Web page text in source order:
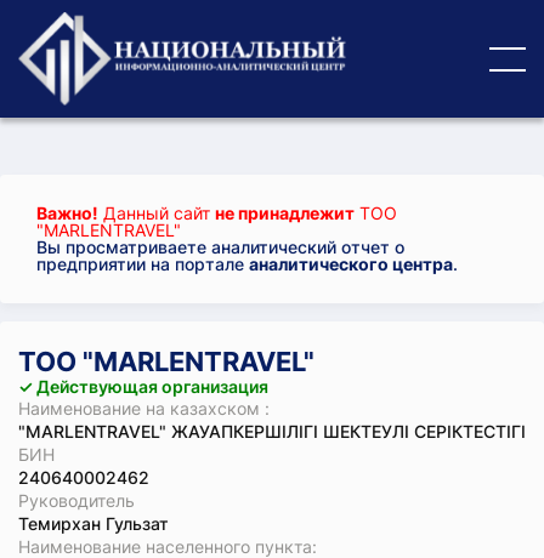
Важно! Данный сайт не принадлежит ТОО
"MARLENTRAVEL"
Вы просматриваете аналитический отчет о
предприятии на портале аналитического центра.
ТОО "MARLENTRAVEL"
✓ Действующая организация
Наименование на казахском :
"MARLENTRAVEL" ЖАУАПКЕРШІЛІГІ ШЕКТЕУЛІ СЕРІКТЕСТІГІ
БИН
240640002462
Руководитель
Темирхан Гульзат
Наименование населенного пункта: